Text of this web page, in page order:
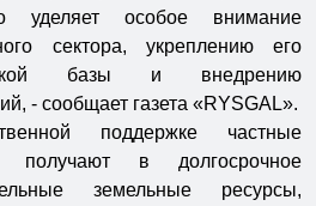
уделяет особое внимание
сектора, укреплению его
базы и внедрению
- сообщает газета «RYSGAL».
поддержке частные
получают в долгосрочное
земельные ресурсы,